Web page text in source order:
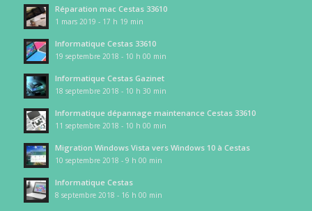
Réparation mac Cestas 33610
1 mars 2019 - 17 h 19 min
Informatique Cestas 33610
19 septembre 2018 - 10 h 00 min
Informatique Cestas Gazinet
18 septembre 2018 - 10 h 30 min
Informatique dépannage maintenance Cestas 33610
11 septembre 2018 - 10 h 00 min
Migration Windows Vista vers Windows 10 à Cestas
10 septembre 2018 - 9 h 00 min
Informatique Cestas
8 septembre 2018 - 16 h 00 min